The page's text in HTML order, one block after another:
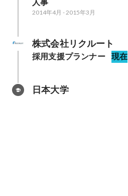
2014年4月 -2015年3月
株式会社リクルート
採用支援プランナー 現在
日本大学